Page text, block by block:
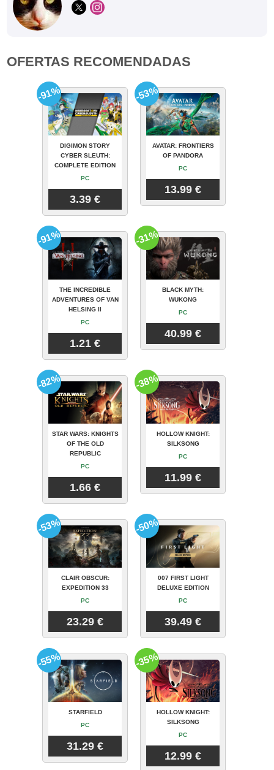
OFERTAS RECOMENDADAS
DIGIMON STORY
CYBER SLEUTH:
COMPLETE EDITION
PC
3.39 €
-91%
AVATAR: FRONTIERS
OF PANDORA
PC
13.99 €
-53%
THE INCREDIBLE
ADVENTURES OF VAN
HELSING II
PC
1.21 €
-91%
BLACK MYTH:
WUKONG
PC
40.99 €
-31%
STAR WARS: KNIGHTS
OF THE OLD
REPUBLIC
PC
1.66 €
-82%
HOLLOW KNIGHT:
SILKSONG
PC
11.99 €
-38%
CLAIR OBSCUR:
EXPEDITION 33
PC
23.29 €
-53%
007 FIRST LIGHT
DELUXE EDITION
PC
39.49 €
-50%
STARFIELD
PC
31.29 €
-55%
HOLLOW KNIGHT:
SILKSONG
PC
12.99 €
-35%